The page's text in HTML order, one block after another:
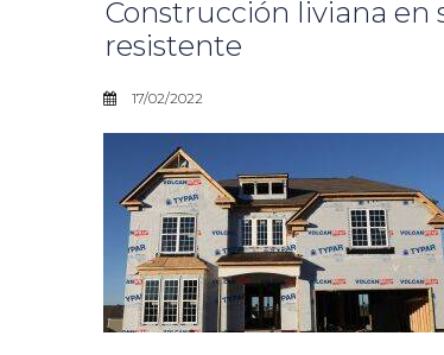
Construcción liviana en
resistente
17/02/2022